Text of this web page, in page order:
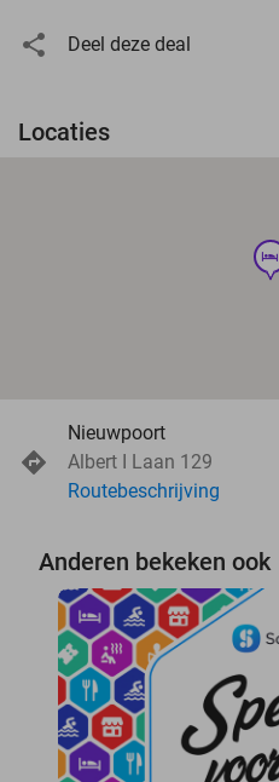
Deel deze deal
Locaties
hotel
Nieuwpoort
Albert I Laan 129
Routebeschrijving
Anderen bekeken ook